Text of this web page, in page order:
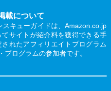
載について
キューガイドは、Amazon.co.jp
サイトが紹介料を獲得できる手
れたアフィリエイトプログラム
ログラムの参加者です。